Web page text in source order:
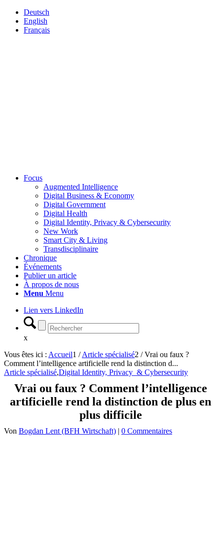
Deutsch
English
Français
Focus
Augmented Intelligence
Digital Business & Economy
Digital Government
Digital Health
Digital Identity, Privacy & Cybersecurity
New Work
Smart City & Living
Transdisciplinaire
Chronique
Événements
Publier un article
À propos de nous
Menu Menu
Lien vers LinkedIn
x
Vous êtes ici : Accueil1 / Article spécialisé2 / Vrai ou faux ?
Comment l’intelligence artificielle rend la distinction d...
Article spécialisé,Digital Identity, Privacy & Cybersecurity
Vrai ou faux ? Comment l’intelligence
artificielle rend la distinction de plus en
plus difficile
Von Bogdan Lent (BFH Wirtschaft) | 0 Commentaires